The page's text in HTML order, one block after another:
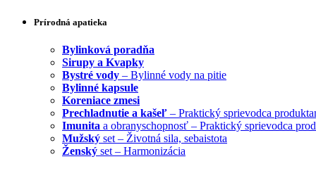
Prírodná apatieka
Bylinková poradňa
Sirupy a Kvapky
Bystré vody – Bylinné vody na pitie
Bylinné kapsule
Koreniace zmesi
Prechladnutie a kašeľ – Praktický sprievodca
Imunita a obranyschopnosť – Praktický sprievodca
Mužský set – Životná sila, sebaistota
Ženský set – Harmonizácia